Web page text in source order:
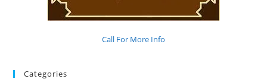
Call For More Info
Categories